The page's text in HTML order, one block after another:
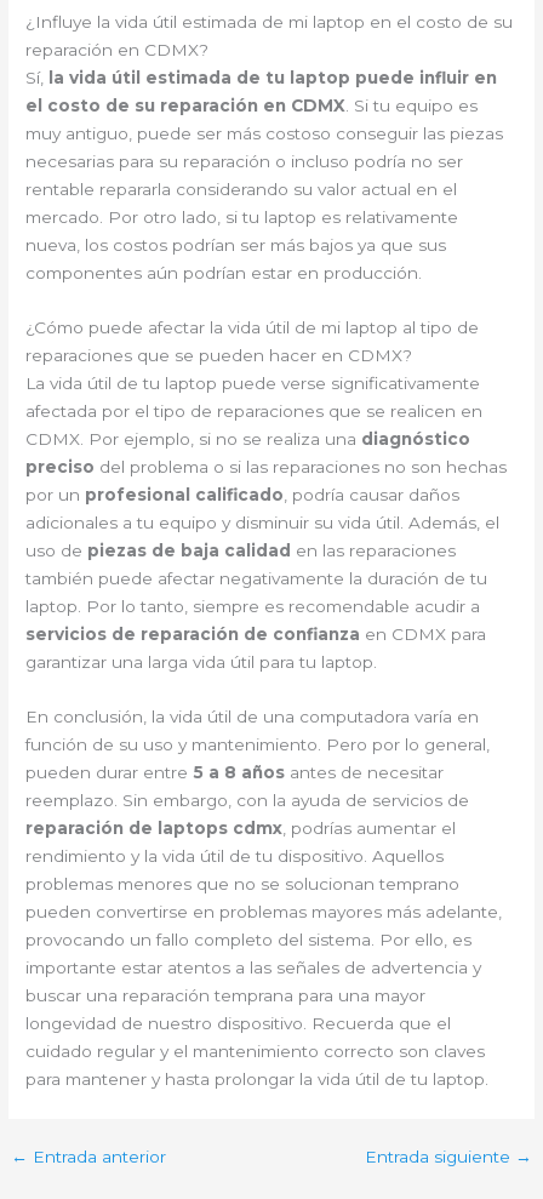
¿Influye la vida útil estimada de mi laptop en el costo de su
reparación en CDMX?
Sí, la vida útil estimada de tu laptop puede influir en
el costo de su reparación en CDMX. Si tu equipo es
muy antiguo, puede ser más costoso conseguir las piezas
necesarias para su reparación o incluso podría no ser
rentable repararla considerando su valor actual en el
mercado. Por otro lado, si tu laptop es relativamente
nueva, los costos podrían ser más bajos ya que sus
componentes aún podrían estar en producción.
¿Cómo puede afectar la vida útil de mi laptop al tipo de
reparaciones que se pueden hacer en CDMX?
La vida útil de tu laptop puede verse significativamente
afectada por el tipo de reparaciones que se realicen en
CDMX. Por ejemplo, si no se realiza una diagnóstico
preciso del problema o si las reparaciones no son hechas
por un profesional calificado , podría causar daños
adicionales a tu equipo y disminuir su vida útil. Además, el
uso de piezas de baja calidad en las reparaciones
también puede afectar negativamente la duración de tu
laptop. Por lo tanto, siempre es recomendable acudir a
servicios de reparación de confianza en CDMX para
garantizar una larga vida útil para tu laptop.
En conclusión, la vida útil de una computadora varía en
función de su uso y mantenimiento. Pero por lo general,
pueden durar entre 5 a 8 años antes de necesitar
reemplazo. Sin embargo, con la ayuda de servicios de
reparación de laptops cdmx , podrías aumentar el
rendimiento y la vida útil de tu dispositivo. Aquellos
problemas menores que no se solucionan temprano
pueden convertirse en problemas mayores más adelante,
provocando un fallo completo del sistema. Por ello, es
importante estar atentos a las señales de advertencia y
buscar una reparación temprana para una mayor
longevidad de nuestro dispositivo. Recuerda que el
cuidado regular y el mantenimiento correcto son claves
para mantener y hasta prolongar la vida útil de tu laptop.
← Entrada anterior Entrada siguiente →